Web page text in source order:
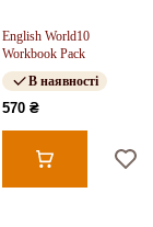
English World10
Workbook Pack
В наявності
570 ₴